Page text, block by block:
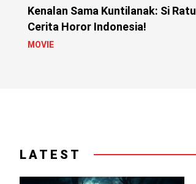
Kenalan Sama Kuntilanak: Si Ratu
Cerita Horor Indonesia!
MOVIE
LATEST